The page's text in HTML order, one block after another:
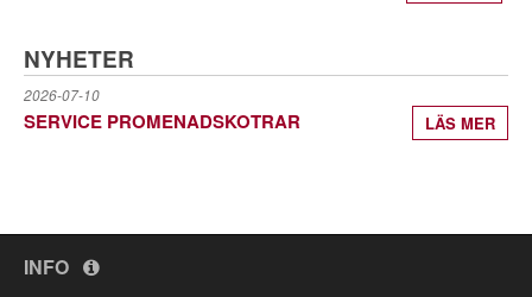
NYHETER
2026-07-10
SERVICE PROMENADSKOTRAR LÄS MER
INFO